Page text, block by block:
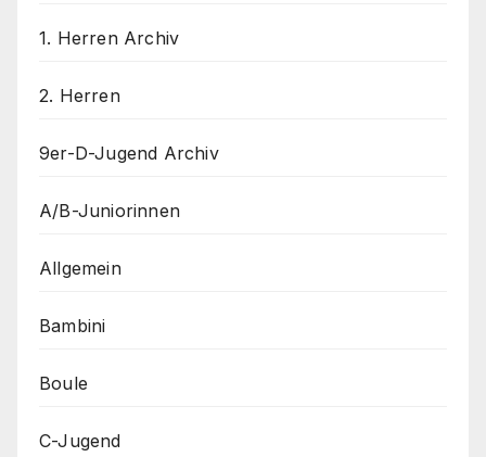
1. Herren Archiv
2. Herren
9er-D-Jugend Archiv
A/B-Juniorinnen
Allgemein
Bambini
Boule
C-Jugend